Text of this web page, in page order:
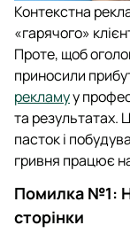
Контекстна
«гарячого»
Проте, щоб
приносили
рекламуу
та результатах.
пасток і
гривня працює
Помилка №1:
сторінки